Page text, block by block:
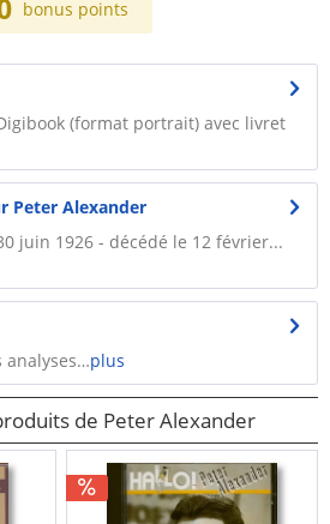
bonus points
(format portrait) avec livret
Peter Alexander
juin 1926 - décédé le 12 février...
analyses…plus
de Peter Alexander